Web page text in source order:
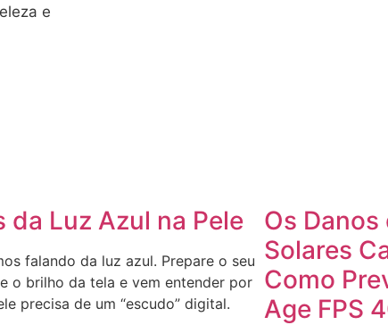
e
da Luz Azul na Pele
falando da luz azul. Prepare o seu
o brilho da tela e vem entender por
precisa de um “escudo” digital.
Os Danos
Solares
Como
Age FPS